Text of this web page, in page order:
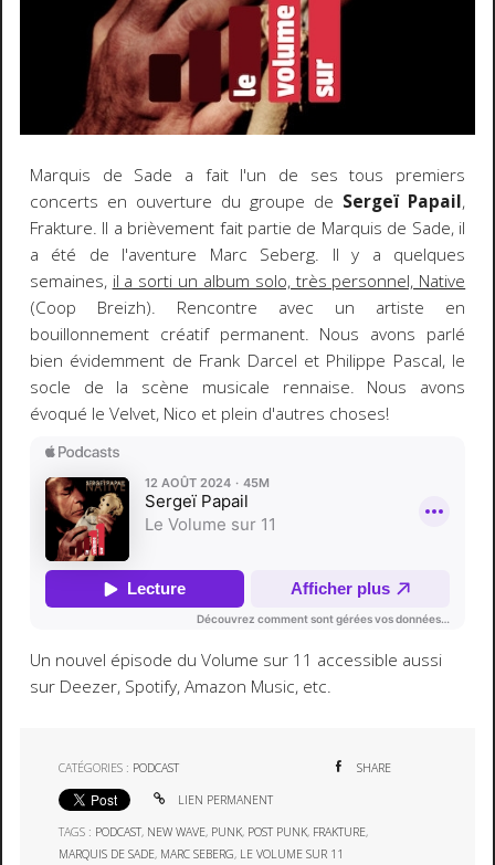
Marquis de Sade a fait l'un de ses tous premiers
concerts en ouverture du groupe de Sergeï Papail,
Frakture. Il a brièvement fait partie de Marquis de Sade, il
a été de l'aventure Marc Seberg. Il y a quelques
semaines, il a sorti un album solo, très personnel, Native
(Coop Breizh). Rencontre avec un artiste en
bouillonnement créatif permanent. Nous avons parlé
bien évidemment de Frank Darcel et Philippe Pascal, le
socle de la scène musicale rennaise. Nous avons
évoqué le Velvet, Nico et plein d'autres choses!
Un nouvel épisode du Volume sur 11 accessible aussi
sur Deezer, Spotify, Amazon Music, etc.
CATÉGORIES : PODCAST SHARE
LIEN PERMANENT
TAGS : PODCAST, NEW WAVE, PUNK, POST PUNK, FRAKTURE,
MARQUIS DE SADE, MARC SEBERG, LE VOLUME SUR 11